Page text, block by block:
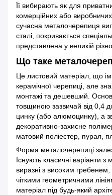
Її вибирають як для
комерційних або
сучасна металочерепиця
сталі, покривається
представлена у великій
Що таке
Це листовий матеріал, що
керамічної черепиці, але
монтажі та дешевший.
товщиною зазвичай від 0,4
цинку (або алюмоцинку), а
декоративно-захисне
матовий поліестер, пурал,
Форма металочерепиці
Існують класичні варіанти
виразні з високим
чіткими геометричними
матеріал під будь-який